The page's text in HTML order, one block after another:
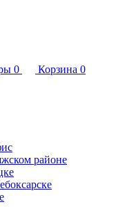
0 Корзина 0
районе